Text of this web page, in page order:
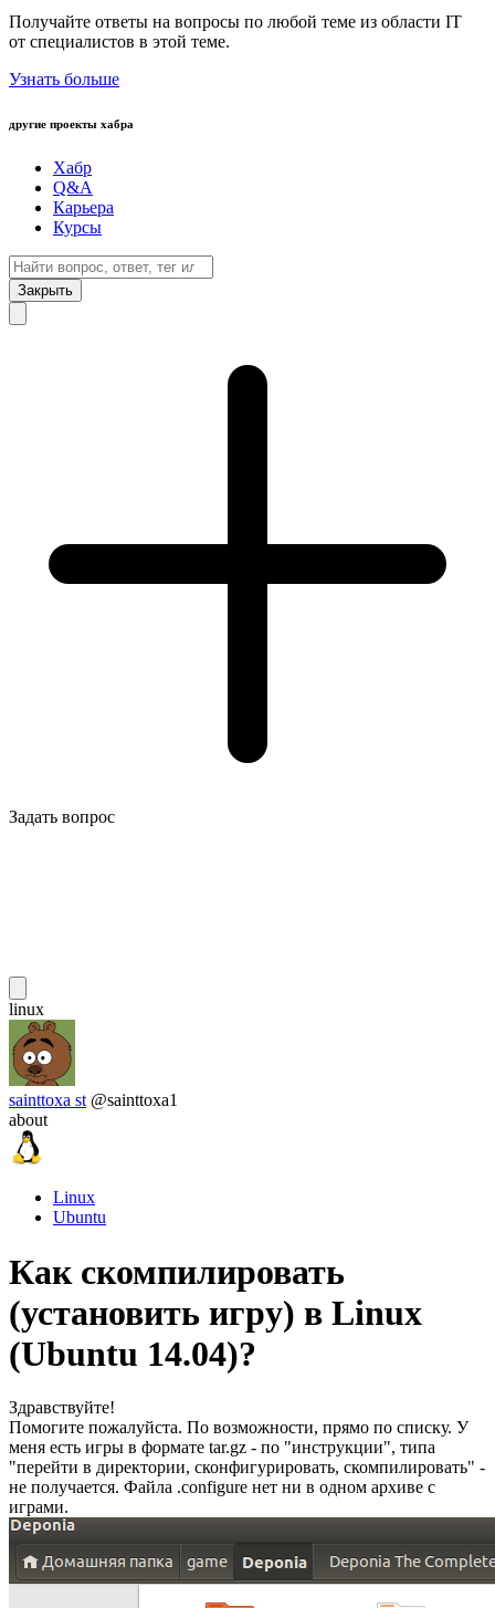
Получайте ответы на вопросы по любой теме из области IT
от специалистов в этой теме.
Узнать больше
другие проекты хабра
Хабр
Q&A
Карьера
Курсы
Закрыть
Задать вопрос
linux
sainttoxa st @sainttoxa1
about
Linux
Ubuntu
Как скомпилировать
(установить игру) в Linux
(Ubuntu 14.04)?
Здравствуйте!
Помогите пожалуйста. По возможности, прямо по списку. У
меня есть игры в формате tar.gz - по "инструкции", типа
"перейти в директории, сконфигурировать, скомпилировать" -
не получается. Файла .configure нет ни в одном архиве с
играми.